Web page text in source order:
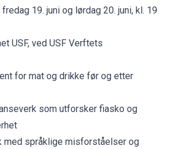
19. juni og lørdag 20. juni, kl. 19
USF, ved USF Verftets
for mat og drikke før og etter
som utforsker fiasko og
med språklige misforståelser og